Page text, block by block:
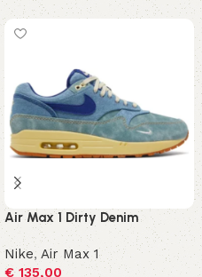
Air Max 1 Dirty Denim
Nike, Air Max 1
€135,00